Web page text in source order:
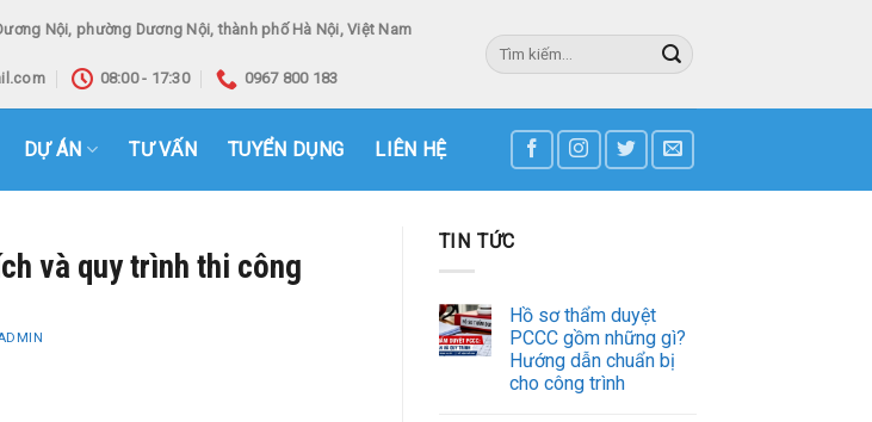
Nội, phường Dương Nội, thành phố Hà Nội, Việt Nam
08:00 - 17:30 0967 800 183
Tìm
kiếm:
DỰ ÁN TƯ VẤN TUYỂN DỤNG LIÊN HỆ
và quy trình thi công
TIN TỨC
Hồ sơ thẩm duyệt
PCCC gồm những gì?
Hướng dẫn chuẩn bị
cho công trình